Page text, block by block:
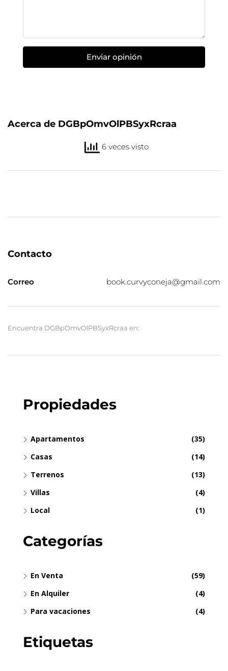
Enviar opinión
Acerca de DGBpOmvOlPBSyxRcraa
6 veces visto
Contacto
Correo book.curvyconeja@gmail.com
Encuentra DGBpOmvOlPBSyxRcraa en:
Propiedades
Apartamentos
(35)
Casas
(14)
Terrenos
(13)
Villas
(4)
Local
(1)
Categorías
En Venta
(59)
En Alquiler
(4)
Para vacaciones
(4)
Etiquetas